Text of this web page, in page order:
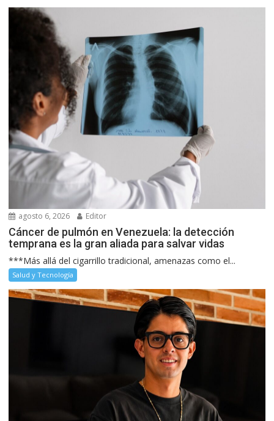
agosto 6, 2026 Editor
Cáncer de pulmón en Venezuela: la detección
temprana es la gran aliada para salvar vidas
***Más allá del cigarrillo tradicional, amenazas como el...
Salud y Tecnología